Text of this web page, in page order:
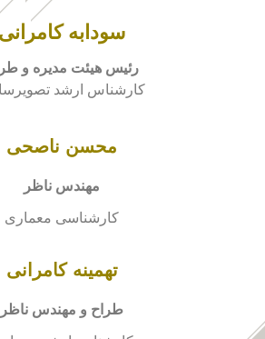
سودابه کامرانی
رئیس هیئت مدیره و
کارشناس ارشد
محسن ناصحی
مهندس ناظر
کارشناسی معماری
تهمینه کامرانی
طراح و مهندس ناظر